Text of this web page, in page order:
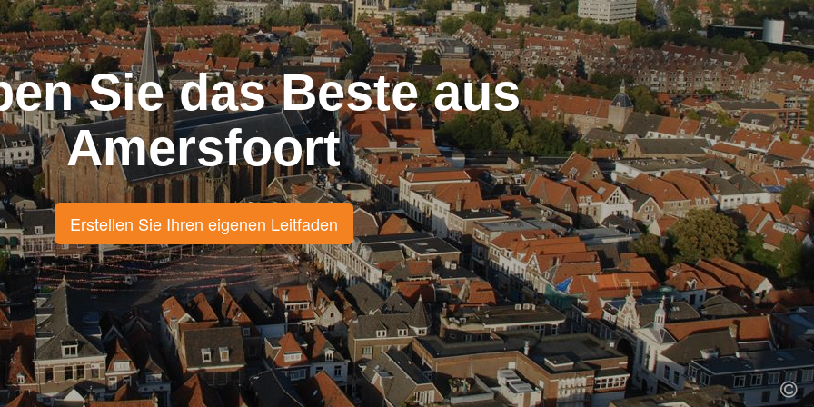
Sie das Beste aus
Amersfoort
Erstellen Sie Ihren eigenen Leitfaden